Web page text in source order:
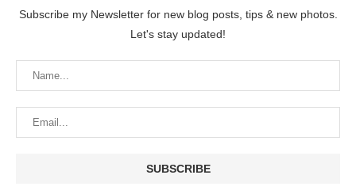
Subscribe my Newsletter for new blog posts, tips & new photos.
Let's stay updated!